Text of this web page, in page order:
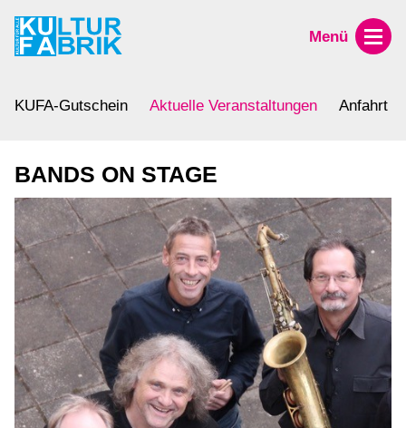
Menü
KUFA-Gutschein Aktuelle Veranstaltungen Anfahrt
BANDS ON STAGE